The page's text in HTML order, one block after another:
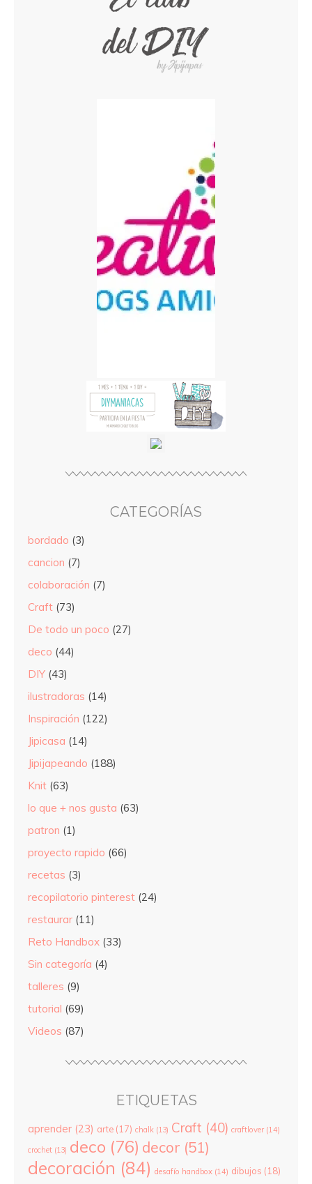
CATEGORÍAS
bordado (3)
cancion (7)
colaboración (7)
Craft (73)
De todo un poco (27)
deco (44)
DIY (43)
ilustradoras (14)
Inspiración (122)
Jipicasa (14)
Jipijapeando (188)
Knit (63)
lo que + nos gusta (63)
patron (1)
proyecto rapido (66)
recetas (3)
recopilatorio pinterest (24)
restaurar (11)
Reto Handbox (33)
Sin categoría (4)
talleres (9)
tutorial (69)
Videos (87)
ETIQUETAS
aprender (23) arte (17) chalk (13) Craft (40) craftlover (14)
crochet (13) deco (76) decor (51)
decoración (84) desafío handbox (14) dibujos (18)